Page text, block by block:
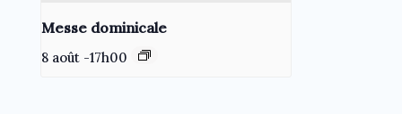
Messe dominicale
8 août -17h00